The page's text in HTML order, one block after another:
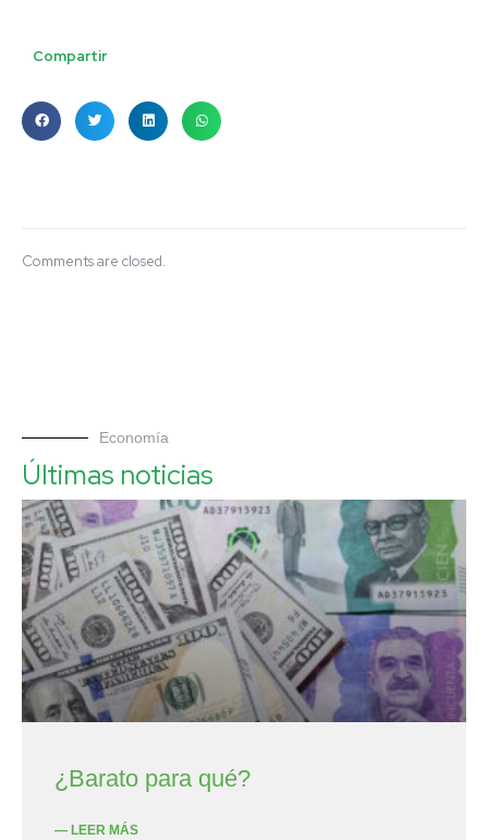
Compartir
Comments are closed.
Economía
Últimas noticias
¿Barato para qué?
— LEER MÁS